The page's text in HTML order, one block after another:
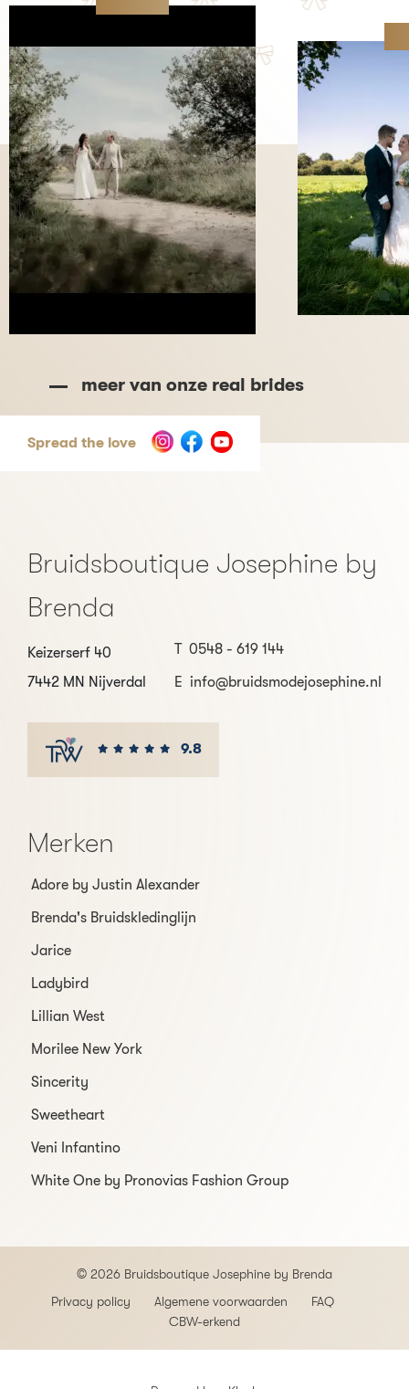
meer van onze real brides
Spread the love
Bruidsboutique Josephine by
Brenda
Keizerserf 40
7442 MN Nijverdal
T 0548 - 619 144
E info@bruidsmodejosephine.nl
9.8
Merken
Adore by Justin Alexander
Brenda's Bruidskledinglijn
Jarice
Ladybird
Lillian West
Morilee New York
Sincerity
Sweetheart
Veni Infantino
White One by Pronovias Fashion Group
© 2026 Bruidsboutique Josephine by Brenda
Privacy policy
Algemene voorwaarden
FAQ
CBW-erkend